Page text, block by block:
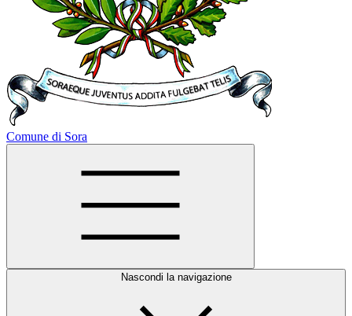
Comune di Sora
Nascondi la navigazione